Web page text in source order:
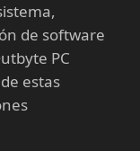
de software
PC
estas